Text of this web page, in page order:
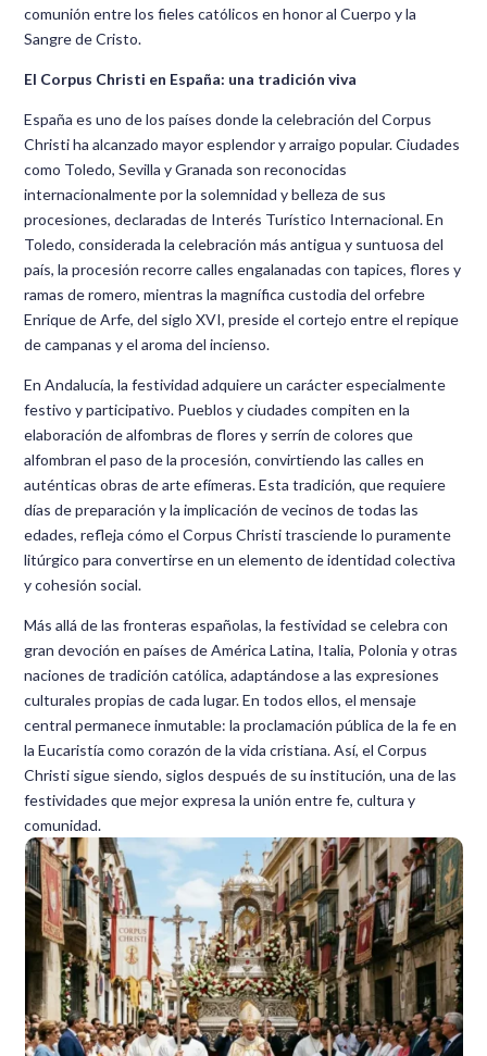
comunión entre los fieles católicos en honor al Cuerpo y la
Sangre de Cristo.
El Corpus Christi en España: una tradición viva
España es uno de los países donde la celebración del Corpus
Christi ha alcanzado mayor esplendor y arraigo popular. Ciudades
como Toledo, Sevilla y Granada son reconocidas
internacionalmente por la solemnidad y belleza de sus
procesiones, declaradas de Interés Turístico Internacional. En
Toledo, considerada la celebración más antigua y suntuosa del
país, la procesión recorre calles engalanadas con tapices, flores y
ramas de romero, mientras la magnífica custodia del orfebre
Enrique de Arfe, del siglo XVI, preside el cortejo entre el repique
de campanas y el aroma del incienso.
En Andalucía, la festividad adquiere un carácter especialmente
festivo y participativo. Pueblos y ciudades compiten en la
elaboración de alfombras de flores y serrín de colores que
alfombran el paso de la procesión, convirtiendo las calles en
auténticas obras de arte efímeras. Esta tradición, que requiere
días de preparación y la implicación de vecinos de todas las
edades, refleja cómo el Corpus Christi trasciende lo puramente
litúrgico para convertirse en un elemento de identidad colectiva
y cohesión social.
Más allá de las fronteras españolas, la festividad se celebra con
gran devoción en países de América Latina, Italia, Polonia y otras
naciones de tradición católica, adaptándose a las expresiones
culturales propias de cada lugar. En todos ellos, el mensaje
central permanece inmutable: la proclamación pública de la fe en
la Eucaristía como corazón de la vida cristiana. Así, el Corpus
Christi sigue siendo, siglos después de su institución, una de las
festividades que mejor expresa la unión entre fe, cultura y
comunidad.